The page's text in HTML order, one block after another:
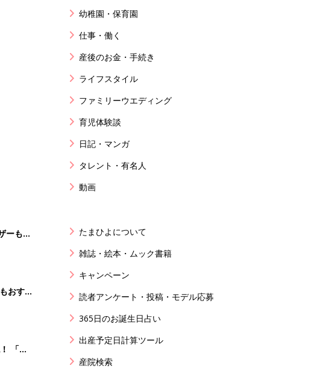
幼稚園・保育園
仕事・働く
産後のお金・手続き
ライフスタイル
ファミリーウエディング
育児体験談
日記・マンガ
タレント・有名人
動画
たまひよについて
雑誌・絵本・ムック書籍
キャンペーン
読者アンケート・投稿・モデル応募
365日のお誕生日占い
出産予定日計算ツール
産院検索